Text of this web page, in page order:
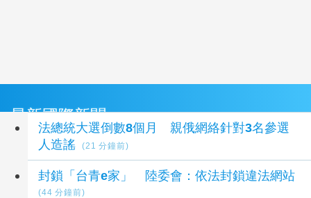
最新國際新聞
法總統大選倒數8個月 親俄網絡針對3名參選
人造謠
(21 分鐘前)
封鎖「台青e家」 陸委會：依法封鎖違法網站
(44 分鐘前)